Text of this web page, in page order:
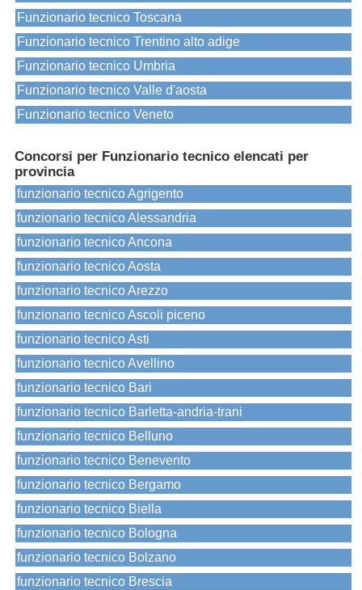
Funzionario tecnico Toscana
Funzionario tecnico Trentino alto adige
Funzionario tecnico Umbria
Funzionario tecnico Valle d'aosta
Funzionario tecnico Veneto
Concorsi per Funzionario tecnico elencati per
provincia
funzionario tecnico Agrigento
funzionario tecnico Alessandria
funzionario tecnico Ancona
funzionario tecnico Aosta
funzionario tecnico Arezzo
funzionario tecnico Ascoli piceno
funzionario tecnico Asti
funzionario tecnico Avellino
funzionario tecnico Bari
funzionario tecnico Barletta-andria-trani
funzionario tecnico Belluno
funzionario tecnico Benevento
funzionario tecnico Bergamo
funzionario tecnico Biella
funzionario tecnico Bologna
funzionario tecnico Bolzano
funzionario tecnico Brescia